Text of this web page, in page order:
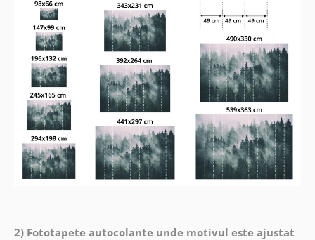
2) Fototapete autocolante unde motivul este ajustat